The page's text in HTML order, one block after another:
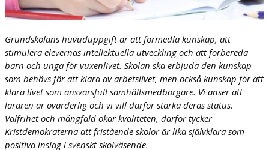
Grundskolans huvuduppgift är att förmedla kunskap, att
stimulera elevernas intellektuella utveckling och att förbereda
barn och unga för vuxenlivet. Skolan ska erbjuda den kunskap
som behövs för att klara av arbetslivet, men också kunskap för att
klara livet som ansvarsfull samhällsmedborgare. Vi anser att
läraren är ovärderlig och vi vill därför stärka deras status.
Valfrihet och mångfald ökar kvaliteten, därför tycker
Kristdemokraterna att fristående skolor är lika självklara som
positiva inslag i svenskt skolväsende.